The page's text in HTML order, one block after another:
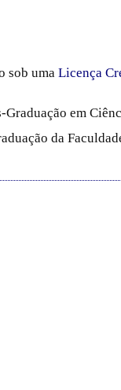
sob uma Licença
Graduação em
da